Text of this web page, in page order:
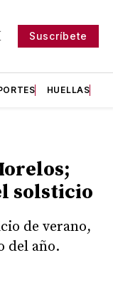
Suscríbete
HUELLAS
solsticio
de verano,
del año.